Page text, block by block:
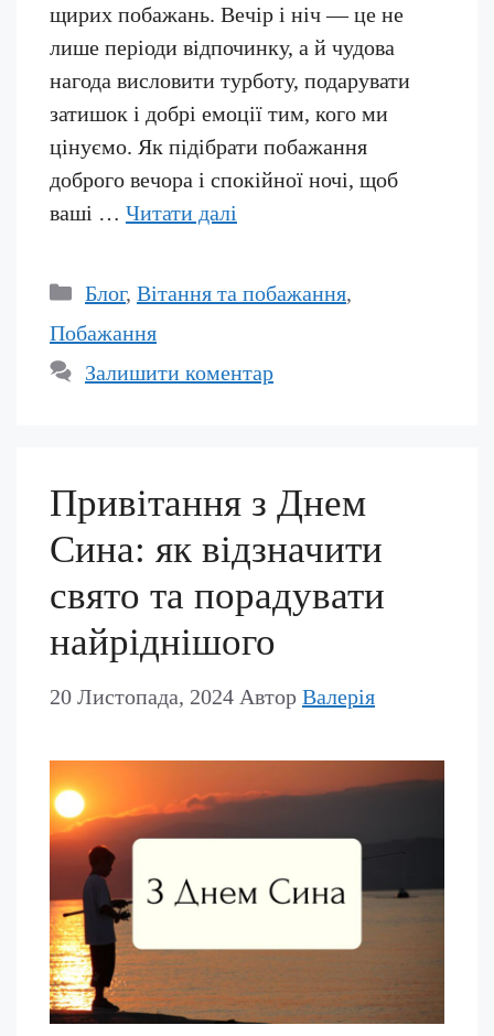
щирих побажань. Вечір і ніч — це не
лише періоди відпочинку, а й чудова
нагода висловити турботу, подарувати
затишок і добрі емоції тим, кого ми
цінуємо. Як підібрати побажання
доброго вечора і спокійної ночі, щоб
ваші … Читати далі
Категорії
Блог, Вітання та побажання,
Побажання
Залишити коментар
Привітання з Днем
Сина: як відзначити
свято та порадувати
найріднішого
20 Листопада, 2024 Автор Валерія